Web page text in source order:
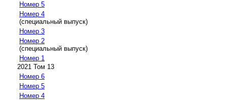
Номер 5
Номер 4
(специальный выпуск)
Номер 3
Номер 2
(специальный выпуск)
Номер 1
2021 Том 13
Номер 6
Номер 5
Номер 4